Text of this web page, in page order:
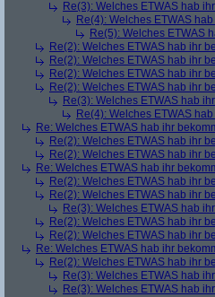
Re(3): Welches ETWAS hab
Re(4): Welches ETWAS
Re(5): Welches ETWAS
Re(2): Welches ETWAS hab ihr
Re(2): Welches ETWAS hab ihr
Re(2): Welches ETWAS hab ihr
Re(2): Welches ETWAS hab ihr
Re(3): Welches ETWAS hab
Re(4): Welches ETWAS
Re: Welches ETWAS hab ihr
Re(2): Welches ETWAS hab ihr
Re(2): Welches ETWAS hab ihr
Re: Welches ETWAS hab ihr
Re(2): Welches ETWAS hab ihr
Re(2): Welches ETWAS hab ihr
Re(3): Welches ETWAS hab
Re(2): Welches ETWAS hab ihr
Re(2): Welches ETWAS hab ihr
Re: Welches ETWAS hab ihr
Re(2): Welches ETWAS hab ihr
Re(3): Welches ETWAS hab
Re(3): Welches ETWAS hab